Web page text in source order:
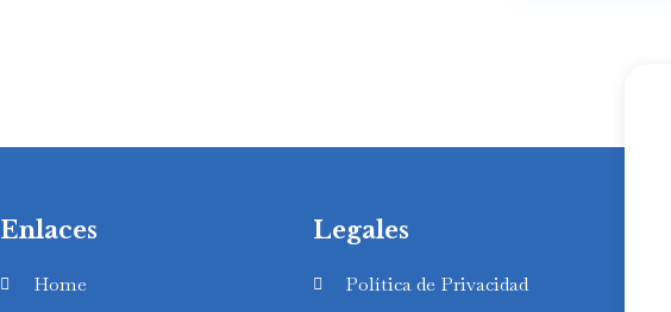
Enlaces
Home
Legales
Política de Privacidad